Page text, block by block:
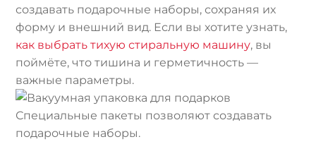
создавать подарочные наборы, сохраняя их
форму и внешний вид. Если вы хотите узнать,
как выбрать тихую стиральную машину, вы
поймёте, что тишина и герметичность —
важные параметры.
Специальные пакеты позволяют создавать
подарочные наборы.